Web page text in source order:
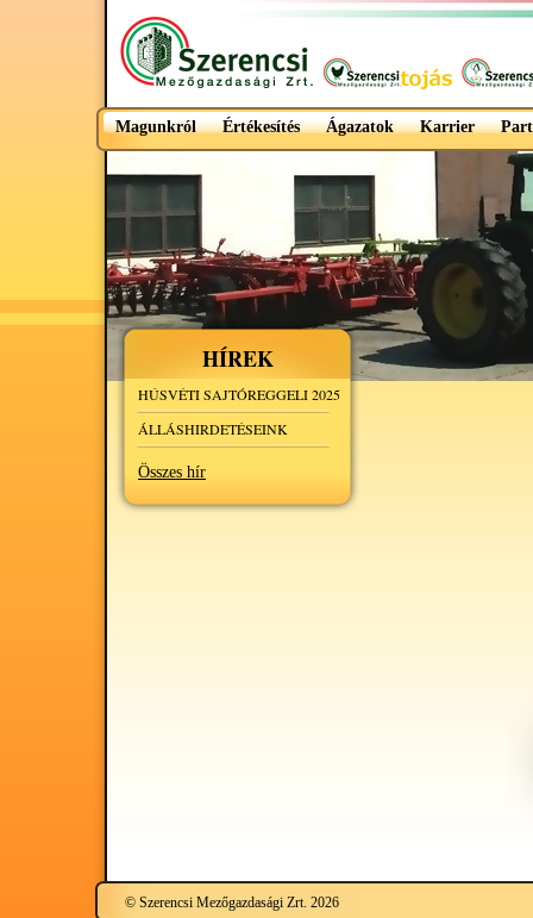
Magunkról Értékesítés Ágazatok Karrier
HÍREK
HÚSVÉTI SAJTÓREGGELI 2025
ÁLLÁSHIRDETÉSEINK
Összes hír
© Szerencsi Mezőgazdasági Zrt. 2026